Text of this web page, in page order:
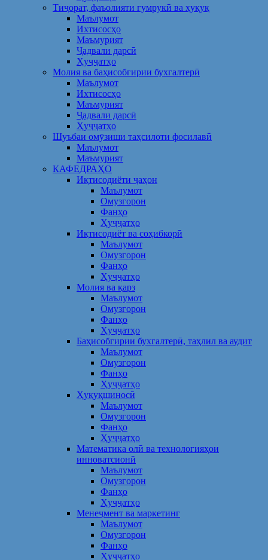
Тиҷорат, фаъолияти гумрукӣ ва ҳуқуқ
Маълумот
Ихтисосҳо
Маъмурият
Ҷадвали дарсӣ
Ҳуҷҷатҳо
Молия ва баҳисобгирии бухгалтерӣ
Маълумот
Ихтисосҳо
Маъмурият
Ҷадвали дарсӣ
Ҳуҷҷатҳо
Шуъбаи омӯзиши таҳсилоти фосилавӣ
Маълумот
Маъмурият
КАФЕДРАҲО
Иқтисодиёти ҷаҳон
Маълумот
Омузгорон
Фанҳо
Ҳуҷҷатҳо
Иқтисодиёт ва соҳибкорӣ
Маълумот
Омузгорон
Фанҳо
Ҳуҷҷатҳо
Молия ва қарз
Маълумот
Омузгорон
Фанҳо
Ҳуҷҷатҳо
Баҳисобгирии бухгалтерӣ, таҳлил ва аудит
Маълумот
Омузгорон
Фанҳо
Ҳуҷҷатҳо
Ҳуқуқшиносӣ
Маълумот
Омузгорон
Фанҳо
Ҳуҷҷатҳо
Математика олӣ ва технологияҳои
инноватсионӣ
Маълумот
Омузгорон
Фанҳо
Ҳуҷҷатҳо
Менеҷмент ва маркетинг
Маълумот
Омузгорон
Фанҳо
Ҳуҷҷатҳо